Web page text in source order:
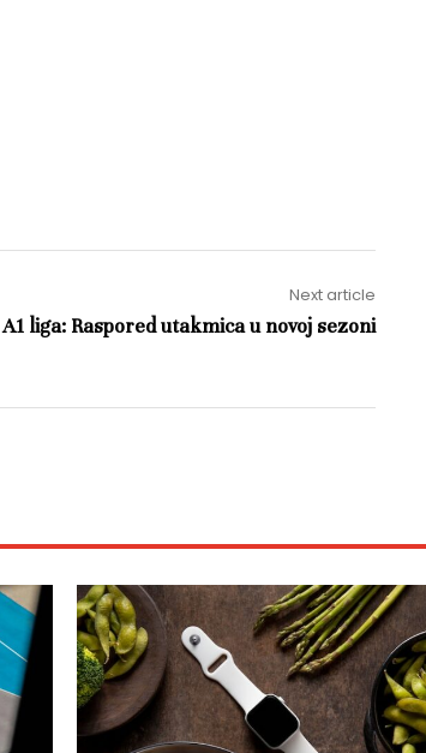
Next article
A1 liga: Raspored utakmica u novoj sezoni